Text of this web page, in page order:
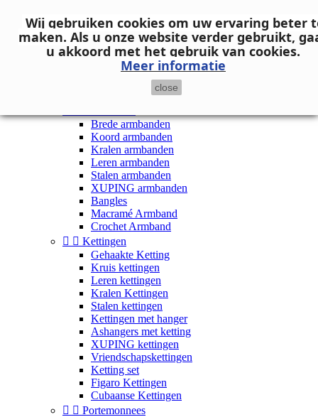
Inloggen
shopping_cart Winkelwagen (0)
Brede armbanden
Koord armbanden
Kralen armbanden
Leren armbanden
Stalen armbanden
XUPING armbanden
Bangles
Macramé Armband
Crochet Armband
  Kettingen
Gehaakte Ketting
Kruis kettingen
Leren kettingen
Kralen Kettingen
Stalen kettingen
Kettingen met hanger
Ashangers met ketting
XUPING kettingen
Vriendschapskettingen
Ketting set
Figaro Kettingen
Cubaanse Kettingen
  Portemonnees
Wij gebruiken cookies om uw ervaring beter
maken. Als u onze website verder gebruikt,
u akkoord met het gebruik van cookies.
Meer informatie
close